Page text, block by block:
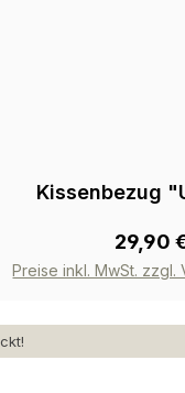
Kissenbezug
29,90
Preise inkl. MwSt. zzgl.